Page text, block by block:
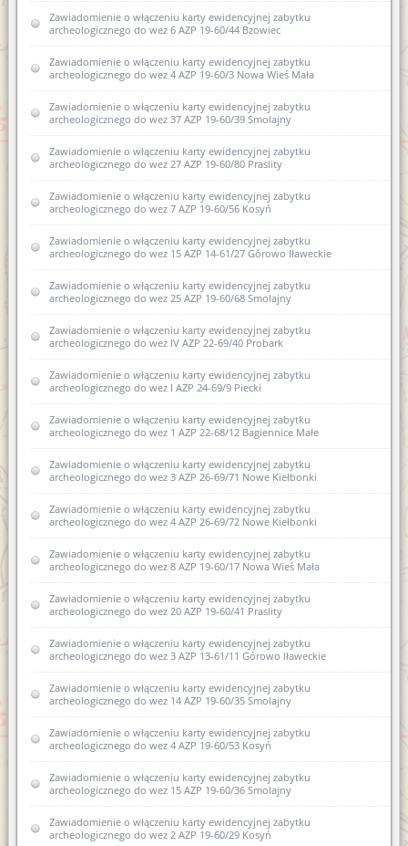
Zawiadomienie o zamiarze włączenia karty ewidencyjnej
zabytku archeologicznego do wojewódzkiej ewidencji
zabytków 9 AZP 23-62/25
Zawiadomienie o zamiarze włączenia karty ewidencyjnej
zabytku archeologicznego do wojewódzkiej ewidencji
zabytków 7 AZP 19-68/54 Swięta Lipka
Zawiadomienie o sporządzeniu nowej karty ewidencyjnej
zabytku archeologicznego lądowego 2 AZP 22-62/4 Barczewko
Zawiadomienie o zamiarze włączenia karty ewidencyjnej
zabytku archeologicznego lądowego do Wojewódzkiej
ewidencji zabytków 9 AZP 23-62/25 Łęgajny
Zawiadomienie o zamiarze sporządzenia nowej karty
ewidencyjnej zabytku archeologicznego lądowego w
wojewódzkiej ewidencji zabytków nr 2 AZP 20-67/12 w obrębie
Samławki
Zawiadomienie o zamiarze sporządzenia nowej karty
ewidencyjnej zabytku archeologicznego lądowego w
wojewódzkiej ewidencji zabytków 2 AZP 23-70/1 Kosewo
Zawiadomienie o zamiarze włączenia do wojewódzkiej karty
ewidencyjnej zabytku archeologicznego lądowego AZP 19-68/54
Zawiadomienie o wszczęciu postępowania administracyjnego w
sprawie wydania pozwolenia na prowadzenie archeologicznych
badań powierzchniowych w zakresie planowanej rozbudowy
drogi krajowej nr 51 na odcinku obwodnicy miejscowości
Smolajny
Zawiadomienie o włączeniu do wojewódzkiej ewidencji
zabytków nowej karty ewidencyjnej zabytku archeologicznego
lądowego w wojewódzkiej ewidencji zabytków 2 AZP 23-70/1
Kosewo
Zawiadomienie o włączeniu do wojewódzkiej ewidencji
zabytków nowej karty ewidencyjnej zabytku archeologicznego
lądowego w wojewódzkiej ewidencji zabytków nr 2 AZP 20-
67/12 w obrębie Samławki
Zawiadomienie o zamiarze włączenia karty ewidencyjnej
zabytku archeologicznego lądowego do wojewódzkiej
ewidencji zabytków 1 AZP 35-58/15 Komorniki
Zawiadomienie o włączeniu do wojewódzkiej ewidencji
zabytków karty ewidencyjnej zabytku archeologicznego
lądowego 9 AZP 18-61/15 Wichrowo
Zawiadomienie o włączeniu do wojewódzkiej ewidencji
zabytków karty ewidencyjnej zabytku archeologicznego
lądowego 7 AZP 18-61/47 Miłogórze
Zawiadomienie o zamiarze wyłączenia z wojewódzkiej
ewidencji zabytków karty ewidencyjnej obiektu zabytkowego
Zawiadomienie o włączeniu karty ewidencyjnej zabytku
archeologicznego do wez 6 AZP 19-60/44 Bzowiec
Zawiadomienie o włączeniu karty ewidencyjnej zabytku
archeologicznego do wez 4 AZP 19-60/3 Nowa Wieś Mała
Zawiadomienie o włączeniu karty ewidencyjnej zabytku
archeologicznego do wez 37 AZP 19-60/39 Smolajny
Zawiadomienie o włączeniu karty ewidencyjnej zabytku
archeologicznego do wez 27 AZP 19-60/80 Praslity
Zawiadomienie o włączeniu karty ewidencyjnej zabytku
archeologicznego do wez 7 AZP 19-60/56 Kosyń
Zawiadomienie o włączeniu karty ewidencyjnej zabytku
archeologicznego do wez 15 AZP 14-61/27 Górowo Iławeckie
Zawiadomienie o włączeniu karty ewidencyjnej zabytku
archeologicznego do wez 25 AZP 19-60/68 Smolajny
Zawiadomienie o włączeniu karty ewidencyjnej zabytku
archeologicznego do wez IV AZP 22-69/40 Probark
Zawiadomienie o włączeniu karty ewidencyjnej zabytku
archeologicznego do wez I AZP 24-69/9 Piecki
Zawiadomienie o włączeniu karty ewidencyjnej zabytku
archeologicznego do wez 1 AZP 22-68/12 Bagiennice Małe
Zawiadomienie o włączeniu karty ewidencyjnej zabytku
archeologicznego do wez 3 AZP 26-69/71 Nowe Kiełbonki
Zawiadomienie o włączeniu karty ewidencyjnej zabytku
archeologicznego do wez 4 AZP 26-69/72 Nowe Kiełbonki
Zawiadomienie o włączeniu karty ewidencyjnej zabytku
archeologicznego do wez 8 AZP 19-60/17 Nowa Wieś Mała
Zawiadomienie o włączeniu karty ewidencyjnej zabytku
archeologicznego do wez 20 AZP 19-60/41 Praslity
Zawiadomienie o włączeniu karty ewidencyjnej zabytku
archeologicznego do wez 3 AZP 13-61/11 Górowo Iławeckie
Zawiadomienie o włączeniu karty ewidencyjnej zabytku
archeologicznego do wez 14 AZP 19-60/35 Smolajny
Zawiadomienie o włączeniu karty ewidencyjnej zabytku
archeologicznego do wez 4 AZP 19-60/53 Kosyń
Zawiadomienie o włączeniu karty ewidencyjnej zabytku
archeologicznego do wez 15 AZP 19-60/36 Smolajny
Zawiadomienie o włączeniu karty ewidencyjnej zabytku
archeologicznego do wez 2 AZP 19-60/29 Kosyń